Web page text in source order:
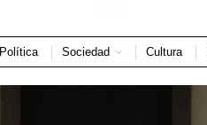
Política Sociedad Cultura